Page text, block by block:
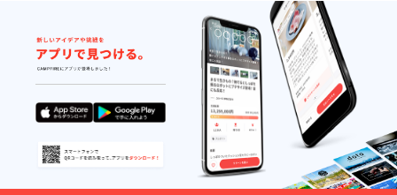
品開封
前には
必ずお
届けの
リター
ンに貼
付され
たラベ
ルや注
意書き
をご確
認くだ
さい。
存方
法 直
射日
光、高
温多湿
を避
け、開
封後は
お早め
にお召
し上が
りくだ
さい。
産）、
食塩
ちりめ
ん山
椒：ち
りめん
（和歌
山県
産）、
本醸造
醤油、
粗目、
純米
場合が
ござい
ます。
あらか
じめご
承知く
ださ
い。
暗所で
保管し
てくだ
さい。
●お酒は
20歳を
こえて
から。
●妊娠
中・授
乳中は
飲酒を
控えて
贈答用
化粧箱
3.
贈答用
紙 ●原
材料由
来の成
分が沈
殿する
ことが
ありま
すが、
品質に